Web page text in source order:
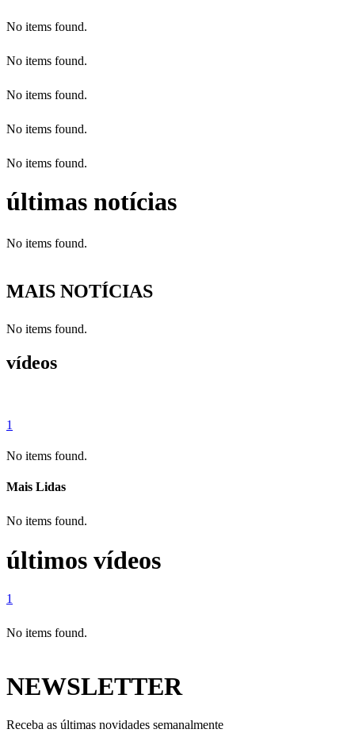
No items found.
No items found.
No items found.
No items found.
No items found.
últimas notícias
No items found.
MAIS NOTÍCIAS
No items found.
vídeos
1
No items found.
Mais Lidas
No items found.
últimos vídeos
1
No items found.
NEWSLETTER
Receba as últimas novidades semanalmente